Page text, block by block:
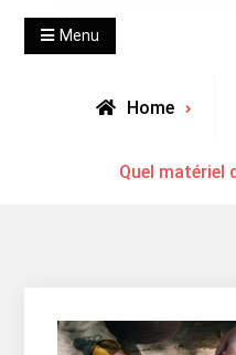
fishery-man
Menu
Home
Quel matériel